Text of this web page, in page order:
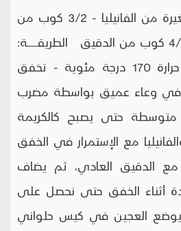
بيض - 4/1 ملعقة صغيرة من الفانيليا - 3/2 كوب من
دقيق الذرة الخشن - 4/1 كوب من الدقيق الطريقـــــــة:
- يسخن الفرن على حرارة 170 درجة مئوية - تخفق
في وعاء عميق بواسطة مضرب
حتى يصبح كالكريمة
مع الإستمرار في الخفق
الدقيق العادي، ثم يضاف
أثناء الخفق حتى نحصل على
العجين في كيس حلواني